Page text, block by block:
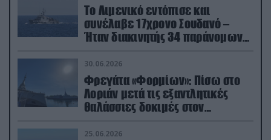
Το Λιμενικό εντόπισε και
συνέλαβε 17χρονο Σουδανό –
Ήταν διακινητής 34 παράνομων
μεταναστών
30.06.2026
Φρεγάτα «Φορμίων»: Πίσω στο
Λοριάν μετά τις εξαντλητικές
θαλάσσιες δοκιμές στον
απαιτητικό Βισκαϊκό
25.06.2026